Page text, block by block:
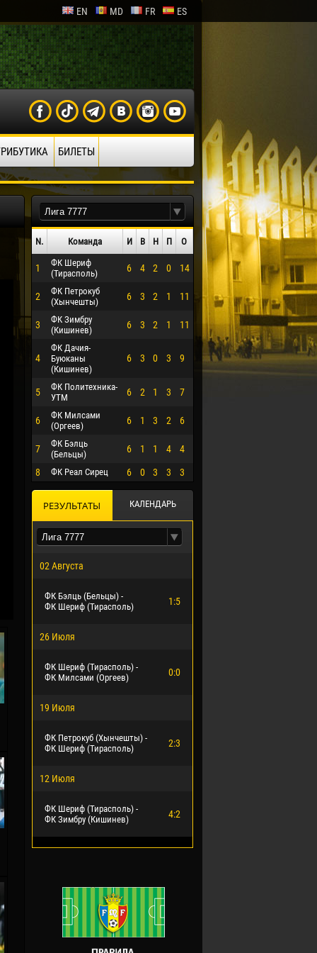
EN MD FR ES
БИЛЕТЫ
N. Команда И В Н П О
1
ФК Шериф
(Тирасполь)
6 4 2 0 14
2
ФК Петрокуб
(Хынчешты)
6 3 2 1 11
3
ФК Зимбру
(Кишинев)
6 3 2 1 11
4
ФК Дачия-
Буюканы
(Кишинев)
6 3 0 3 9
5
ФК Политехника-
УТМ
6 2 1 3 7
6
ФК Милсами
(Оргеев)
6 1 3 2 6
7
ФК Бэлць
(Бельцы)
6 1 1 4 4
8 ФК Реал Сирец 6 0 3 3 3
РЕЗУЛЬТАТЫ КАЛЕНДАРЬ
02 Августа
ФК Бэлць (Бельцы) -
ФК Шериф (Тирасполь)
1:5
26 Июля
ФК Шериф (Тирасполь) -
ФК Милсами (Оргеев)
0:0
19 Июля
ФК Петрокуб (Хынчешты) -
ФК Шериф (Тирасполь)
2:3
12 Июля
ФК Шериф (Тирасполь) -
ФК Зимбру (Кишинев)
4:2